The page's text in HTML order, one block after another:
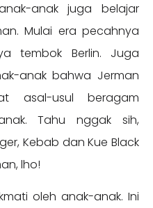
anak juga belajar
Mulai era pecahnya
tembok Berlin. Juga
anak bahwa Jerman
asal-usul beragam
Tahu nggak sih,
Kebab dan Kue Black
lho!
oleh anak-anak. Ini